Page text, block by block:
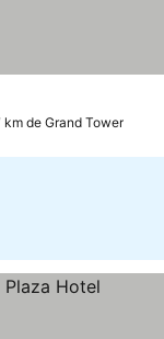
km de Grand Tower